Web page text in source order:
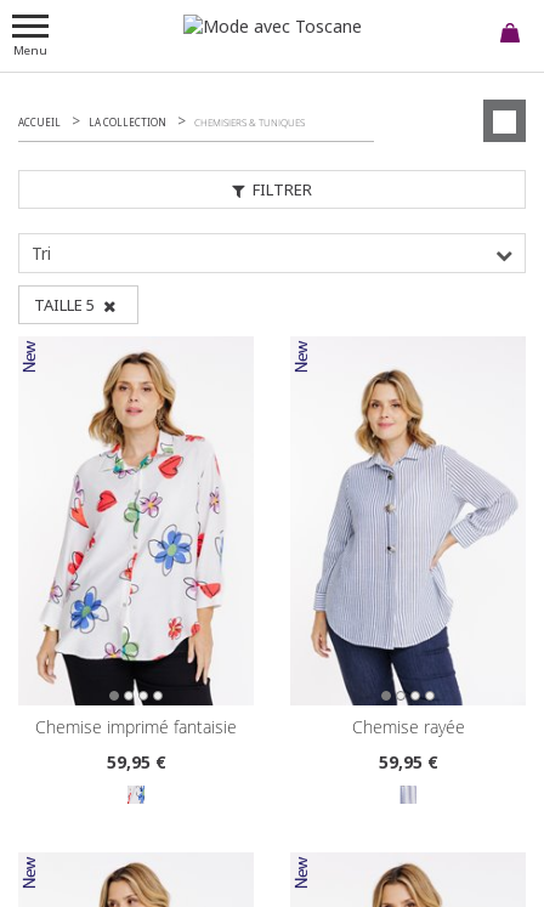
Menu
FILTRER
ACCUEIL LA COLLECTION CHEMISIERS & TUNIQUES
Tri
TAILLE 5
chemise imprimé fantaisie
59,95 €
chemise rayée
59,95 €